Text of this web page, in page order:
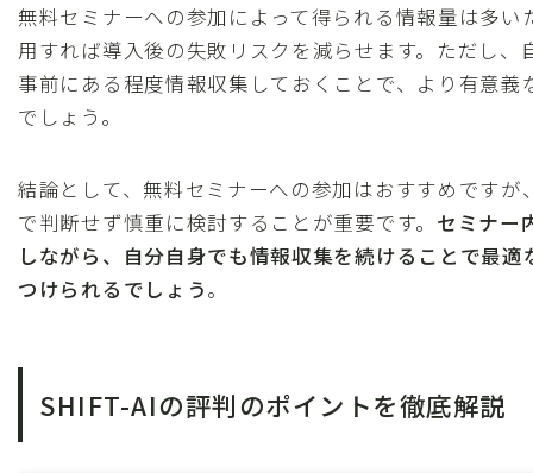
無料セミナーへの参加によって得られる情報量は多い
用すれば導入後の失敗リスクを減らせます。ただし、
事前にある程度情報収集しておくことで、より有意義
でしょう。
結論として、無料セミナーへの参加はおすすめですが
で判断せず慎重に検討することが重要です。 セミナー
しながら、自分自身でも情報収集を続けることで最適
つけられるでしょう。
SHIFT-AIの評判のポイントを徹底解説